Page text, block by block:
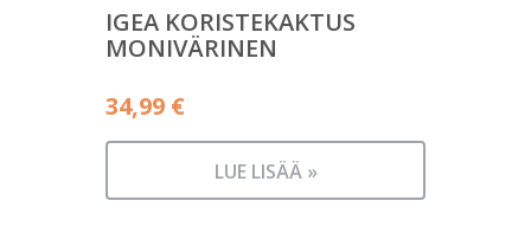
IGEA KORISTEKAKTUS
MONIVÄRINEN
34,99 €
LUE LISÄÄ »